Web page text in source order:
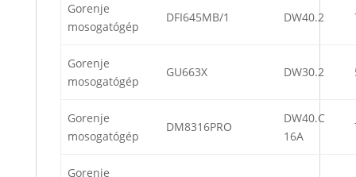
Gorenje
mosogatógép
DFI645MB/1 DW40.2
Gorenje
mosogatógép
GU663X DW30.2
Gorenje
mosogatógép
DM8316PRO
DW40.C
16A
Gorenje